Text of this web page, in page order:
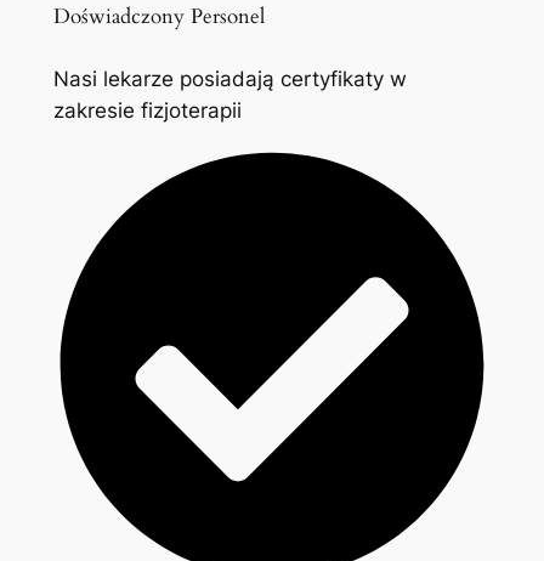
Doświadczony Personel
Nasi lekarze posiadają certyfikaty w
zakresie fizjoterapii